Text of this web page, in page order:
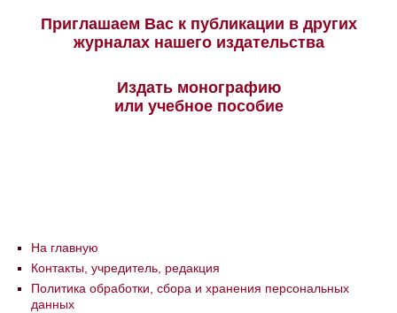
Приглашаем Вас к публикации в других
журналах нашего издательства
Издать монографию
или учебное пособие
На главную
Контакты, учредитель, редакция
Политика обработки, сбора и хранения персональных
данных